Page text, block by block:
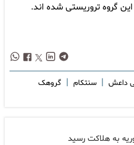
گروه تروریستی شده اند.
داعش | سنتکام | گروهک
به هلاکت رسید